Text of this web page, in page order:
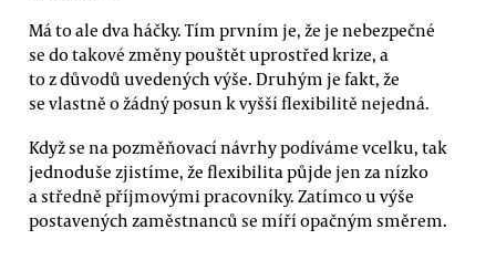
Má to ale dva háčky. Tím prvním je, že je nebezpečné
se do takové změny pouštět uprostřed krize, a
to z důvodů uvedených výše. Druhým je fakt, že
se vlastně o žádný posun k vyšší flexibilitě nejedná.
Když se na pozměňovací návrhy podíváme vcelku, tak
jednoduše zjistíme, že flexibilita půjde jen za nízko
a středně příjmovými pracovníky. Zatímco u výše
postavených zaměstnanců se míří opačným směrem.